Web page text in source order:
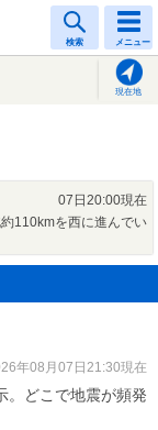
検索 メニュー
現在地
07日20:00現在
110kmを西に進んでい
年08月07日21:30現在
。どこで地震が頻発